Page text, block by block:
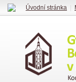
Úvodní stránka